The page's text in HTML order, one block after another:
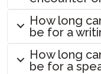
아랍어 능력 시
STAMP CEFR
SHL 시험 응시
아랍어 능력 시
시험 응시자 기
ADVANCE 자주
STAMP WS 자
STAMPe 자주
PLACE 자주 묻
SHL 자주 묻는
How long
be for a
How long
be for a